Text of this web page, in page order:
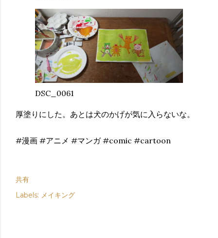
DSC_0061
厚塗りにした。あとは犬のかげが気に入らないな。
#漫画 #アニメ #マンガ #comic #cartoon
共有
Labels: メイキング